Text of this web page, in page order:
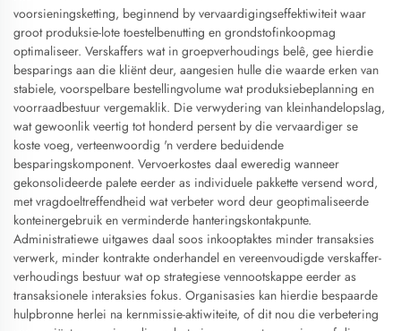
voorsieningsketting, beginnend by vervaardigingseffektiwiteit waar
groot produksie-lote toestelbenutting en grondstofinkoopmag
optimaliseer. Verskaffers wat in groepverhoudings belê, gee hierdie
besparings aan die kliënt deur, aangesien hulle die waarde erken van
stabiele, voorspelbare bestellingvolume wat produksiebeplanning en
voorraadbestuur vergemaklik. Die verwydering van kleinhandelopslag,
wat gewoonlik veertig tot honderd persent by die vervaardiger se
koste voeg, verteenwoordig 'n verdere beduidende
besparingskomponent. Vervoerkostes daal eweredig wanneer
gekonsolideerde palete eerder as individuele pakkette versend word,
met vragdoeltreffendheid wat verbeter word deur geoptimaliseerde
konteinergebruik en verminderde hanteringskontakpunte.
Administratiewe uitgawes daal soos inkooptaktes minder transaksies
verwerk, minder kontrakte onderhandel en vereenvoudigde verskaffer-
verhoudings bestuur wat op strategiese vennootskappe eerder as
transaksionele interaksies fokus. Organisasies kan hierdie bespaarde
hulpbronne herlei na kernmissie-aktiwiteite, of dit nou die verbetering